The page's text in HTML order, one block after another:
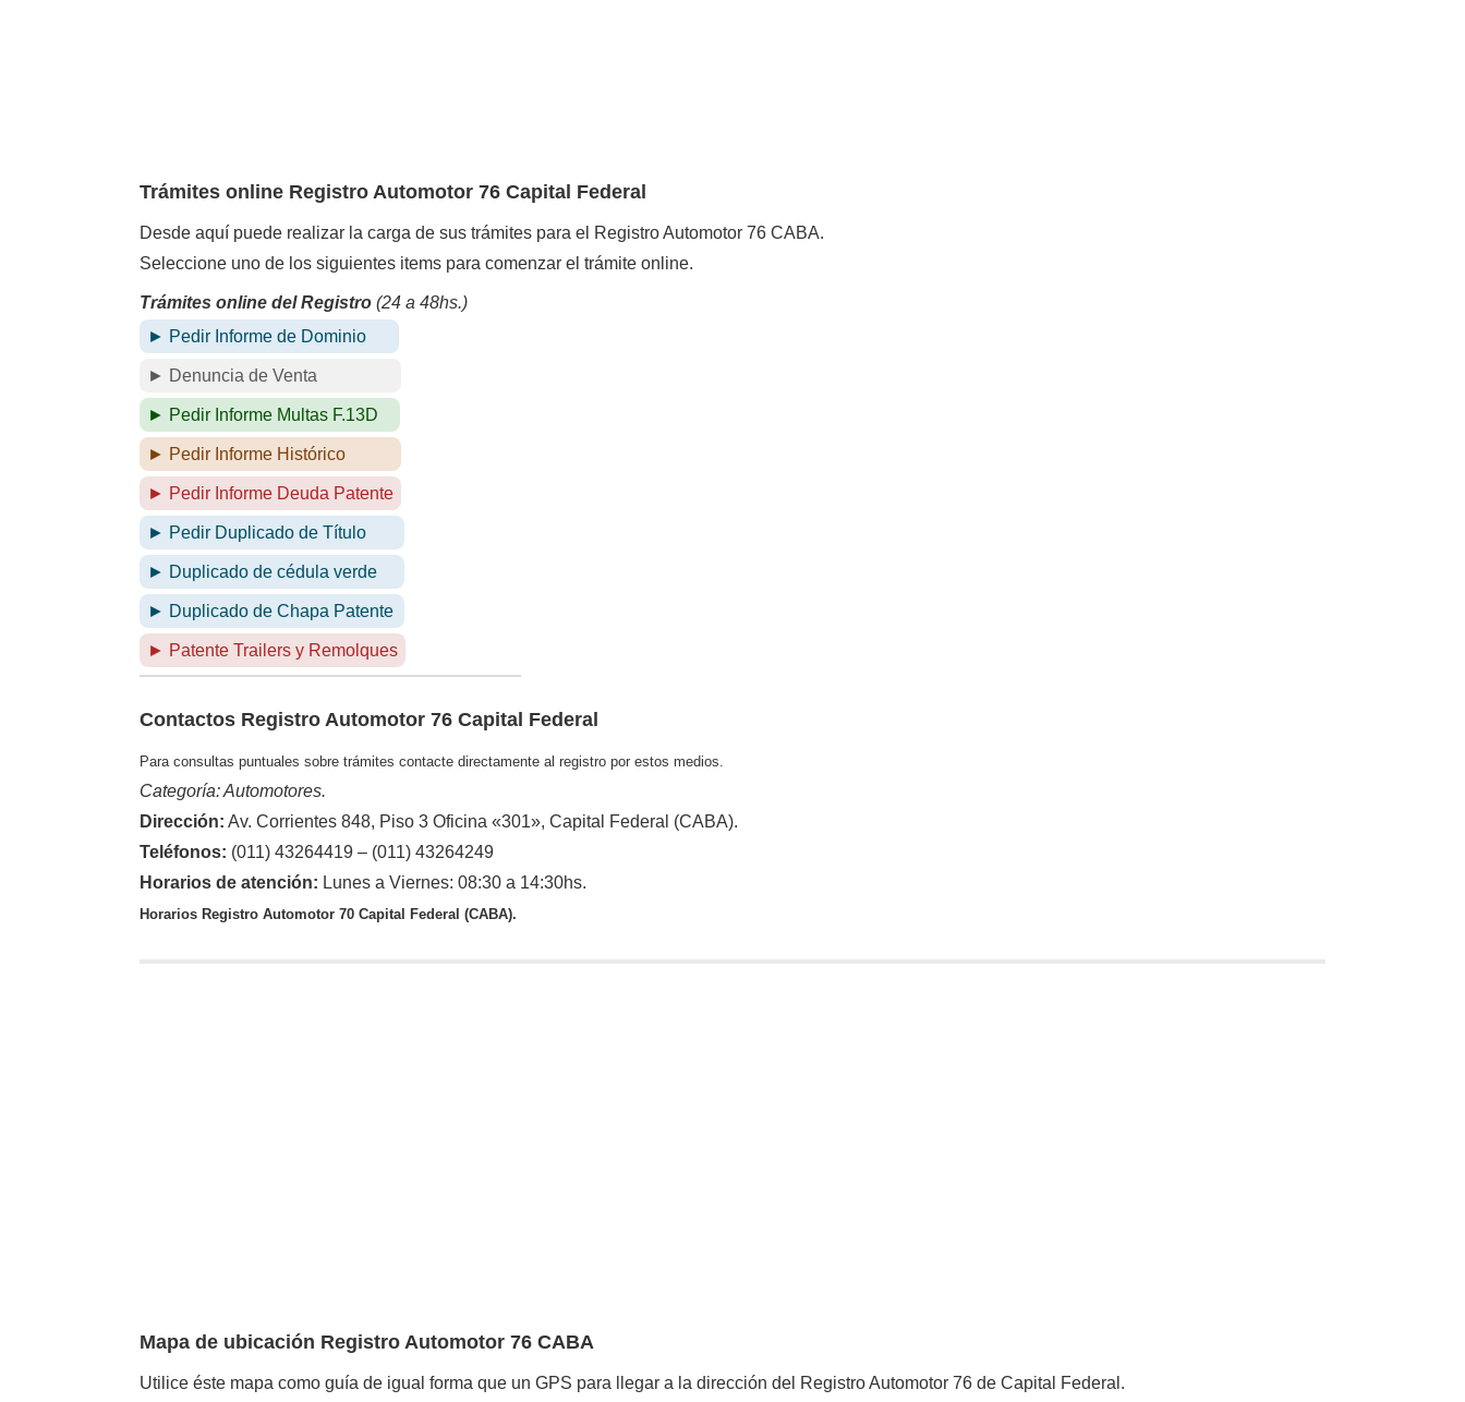
Trámites online Registro Automotor 76 Capital Federal
Desde aquí puede realizar la carga de sus trámites para el Registro Automotor 76 CABA.
Seleccione uno de los siguientes items para comenzar el trámite online.
Trámites online del Registro (24 a 48hs.)
► Pedir Informe de Dominio
► Denuncia de Venta
► Pedir Informe Multas F.13D
► Pedir Informe Histórico
► Pedir Informe Deuda Patente
► Pedir Duplicado de Título
► Duplicado de cédula verde
► Duplicado de Chapa Patente
► Patente Trailers y Remolques
Contactos Registro Automotor 76 Capital Federal
Para consultas puntuales sobre trámites contacte directamente al registro por estos medios.
Categoría: Automotores.
Dirección: Av. Corrientes 848, Piso 3 Oficina «301», Capital Federal (CABA).
Teléfonos: (011) 43264419 – (011) 43264249
Horarios de atención: Lunes a Viernes: 08:30 a 14:30hs.
Horarios Registro Automotor 70 Capital Federal (CABA).
Mapa de ubicación Registro Automotor 76 CABA
Utilice éste mapa como guía de igual forma que un GPS para llegar a la dirección del Registro Automotor 76 de Capital Federal.